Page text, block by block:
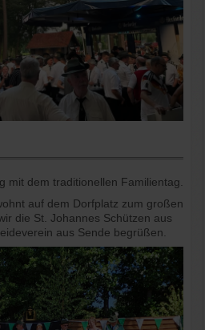
mit dem traditionellen Familientag.
auf dem Dorfplatz zum großen
die St. Johannes Schützen aus
aus Sende begrüßen.